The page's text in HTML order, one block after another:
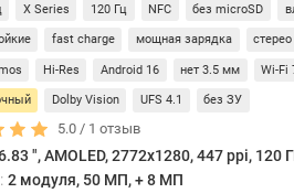
X Series 120 Гц NFC без microSD
fast charge мощная зарядка стерео
Hi-Res Android 16 нет 3.5 мм Wi-Fi
Dolby Vision UFS 4.1 без ЗУ
5.0 / 1 отзыв
", AMOLED, 2772x1280, 447 ppi, 120
2 модуля, 50 МП, + 8 МП